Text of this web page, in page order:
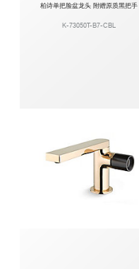
柏诗单把脸盆龙头 附赠原质黑把手
K-73050T-B7-CBL